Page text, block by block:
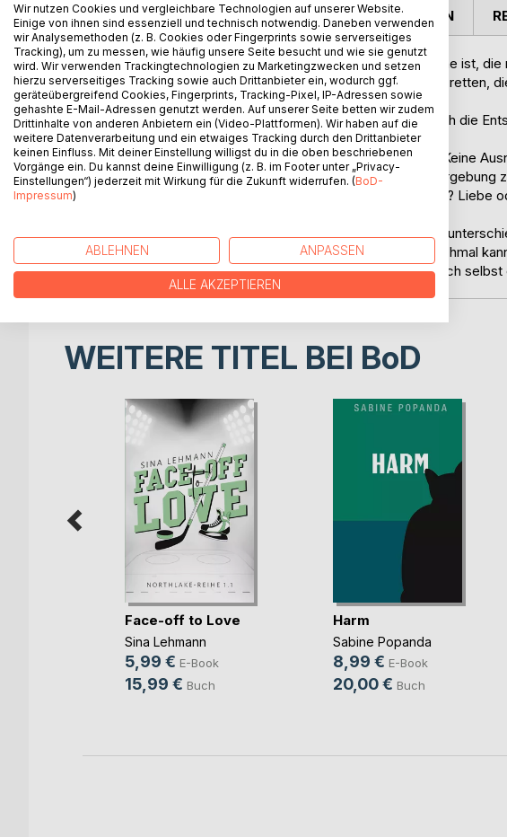
BESCHREIBUNG
Wie viel kann man einer Frau vergeben, die zwar die eigene ist,
Welche Opfer ist man bereit zu erbringen, um eine Ehe zu retten,
werden?
Zeiten ändern dich und zuweilen ist man gezwungen, durch die
Leben zu überdenken.
Frau, Mann, straffe Regeln einer Glaubensgemeinschaft. Keine
Leben mit einer erdrückenden Schuld oder die Größe, Vergebung
Leben in Schranken oder in Freiheit? Rahmen oder Ketten?
Dieses Buch erzählt die Geschichte von Paaren, die nicht
durch Vorstellungen, Regeln und Erwartungen. Doch manchmal
Und manchmal ist man gezwungen das Wort Schuld für sich selbst
AUTOR/IN PRESSESTIMMEN
WEITERE TITEL BEI BoD
Face-off to Love
Sina Lehmann
5,99 € E-Book
15,99 € Buch
Harm
Sabine Popanda
8,99 € E-Book
20,00 € Buch
Wir nutzen Cookies und vergleichbare Technologien auf unserer Website.
Einige von ihnen sind essenziell und technisch notwendig. Daneben verwenden
wir Analysemethoden (z. B. Cookies oder Fingerprints sowie serverseitiges
Tracking), um zu messen, wie häufig unsere Seite besucht und wie sie genutzt
wird. Wir verwenden Trackingtechnologien zu Marketingzwecken und setzen
hierzu serverseitiges Tracking sowie auch Drittanbieter ein, wodurch ggf.
geräteübergreifend Cookies, Fingerprints, Tracking-Pixel, IP-Adressen sowie
gehashte E-Mail-Adressen genutzt werden. Auf unserer Seite betten wir zudem
Drittinhalte von anderen Anbietern ein (Video-Plattformen). Wir haben auf die
weitere Datenverarbeitung und ein etwaiges Tracking durch den Drittanbieter
keinen Einfluss. Mit deiner Einstellung willigst du in die oben beschriebenen
Vorgänge ein. Du kannst deine Einwilligung (z. B. im Footer unter „Privacy-
Einstellungen“) jederzeit mit Wirkung für die Zukunft widerrufen. (BoD-
Impressum)
ABLEHNEN ANPASSEN
ALLE AKZEPTIEREN